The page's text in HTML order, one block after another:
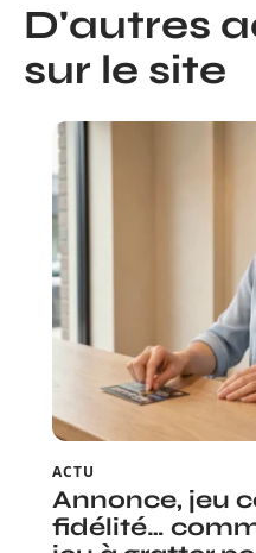
D'autres
sur le site
ACTU
Annonce, jeu
fidélité…